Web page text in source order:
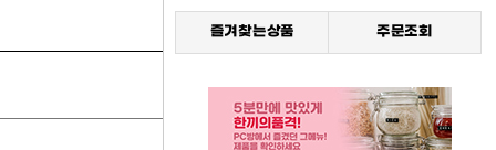
즐겨찾는상품 주문조회